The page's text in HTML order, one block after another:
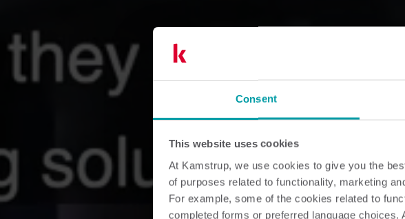
Consent
This website uses cookies
At Kamstrup, we use cookies to give you the
of purposes related to functionality, marketing
For example, some of the cookies related to
completed forms or preferred language